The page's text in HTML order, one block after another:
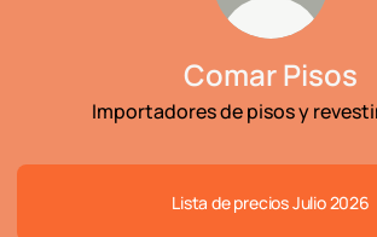
Comar Pisos
Importadores de pisos y
Lista de precios Julio 2026